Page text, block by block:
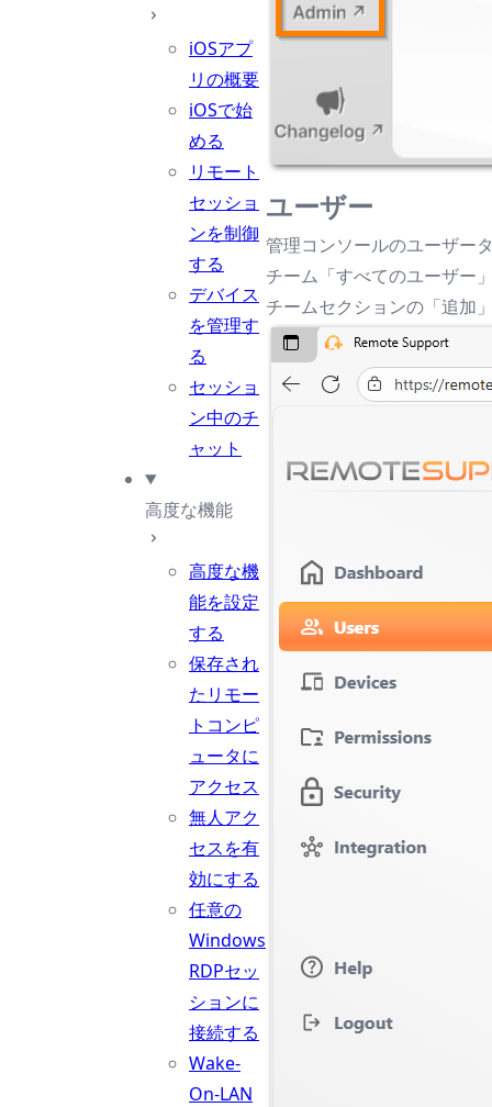
iOSアプ
リの概要
iOSで始
める
リモート
セッショ
ンを制御
する
デバイス
を管理す
る
セッショ
ン中のチ
ャット
高度な機能
高度な機
能を設定
する
保存され
たリモー
トコンピ
ュータに
アクセス
無人アク
セスを有
効にする
任意の
Windows
RDPセッ
ションに
接続する
Wake-
On-LAN
ユーザー
管理コンソールのユーザー
チーム「すべてのユーザー
チームセクションの「追加